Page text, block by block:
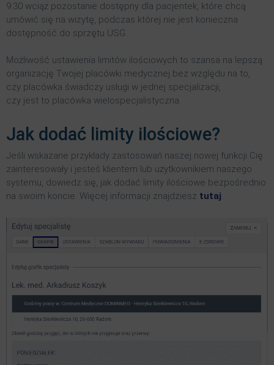
9:30 wciąż pozostanie dostępny dla pacjentek, które chcą
umówić się na wizytę, podczas której nie jest konieczna
dostępność do sprzętu USG.
Możliwość ustawienia limitów ilościowych to szansa na lepszą
organizację Twojej placówki medycznej bez względu na to,
czy placówka świadczy usługi w jednej specjalizacji,
czy jest to placówka wielospecjalistyczna.
Jak dodać limity ilościowe?
Jeśli wskazane przykłady zastosowań naszej nowej funkcji Cię
zainteresowały i jesteś klientem lub użytkownikiem naszego
systemu, dowiedz się, jak dodać limity ilościowe bezpośrednio
na swoim koncie. Więcej informacji znajdziesz tutaj